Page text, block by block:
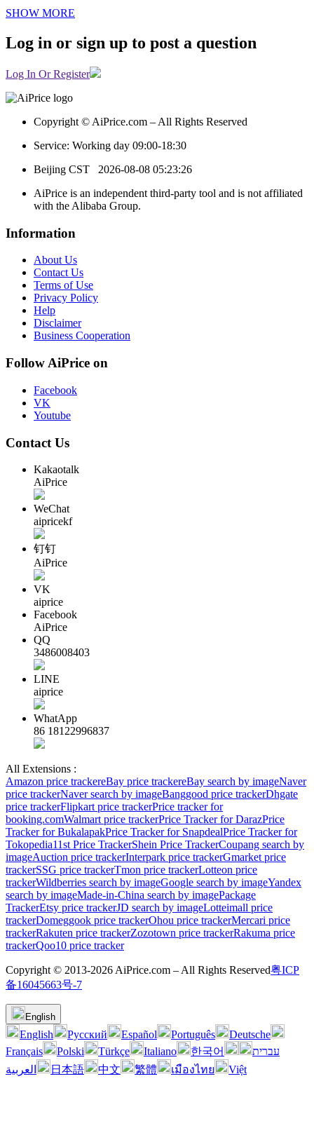
SHOW MORE
Log in or sign up to post a question
Log In Or Register
Copyright © AiPrice.com – All Rights Reserved
Service: Working day 09:00-18:30
Beijing CST 2026-08-08 05:23:26
AiPrice is an independent third-party tool and is not affiliated
with the Alibaba Group.
Information
About Us
Contact Us
Terms of Use
Privacy Policy
Help
Disclaimer
Business Cooperation
Follow AiPrice on
Facebook
VK
Youtube
Contact Us
Kakaotalk
AiPrice
WeChat
aipricekf
钉钉
AiPrice
VK
aiprice
Facebook
AiPrice
QQ
3486008403
LINE
aiprice
WhatApp
86 18122996837
All Extensions :
Amazon price trackereBay price trackereBay search by imageNaver
price trackerNaver search by imageBanggood price trackerDhgate
price trackerFlipkart price trackerPrice tracker for
booking.comWalmart price trackerPrice Tracker for DarazPrice
Tracker for BukalapakPrice Tracker for SnapdealPrice Tracker for
Tokopedia11st Price TrackerShein Price TrackerCoupang search by
imageAuction price trackerInterpark price trackerGmarket price
trackerSSG price trackerTmon price trackerLotteon price
trackerWildberries search by imageGoogle search by imageYandex
search by imageMade-in-China search by imagePackage
TrackerEtsy price trackerJD search by imageLotteimall price
trackerDomeggook price trackerOhou price trackerMercari price
trackerRakuten price trackerZozotown price trackerRakuma price
trackerQoo10 price tracker
Copyright © 2013-2026 AiPrice.com – All Rights Reserved粤ICP
备16045663号-7
English
English Pусский Español Português
Deutsche
Français
Polski Türkçe Italiano 한국어
עברית
العربية
日本語 中文 繁體 เมืองไทย Việt